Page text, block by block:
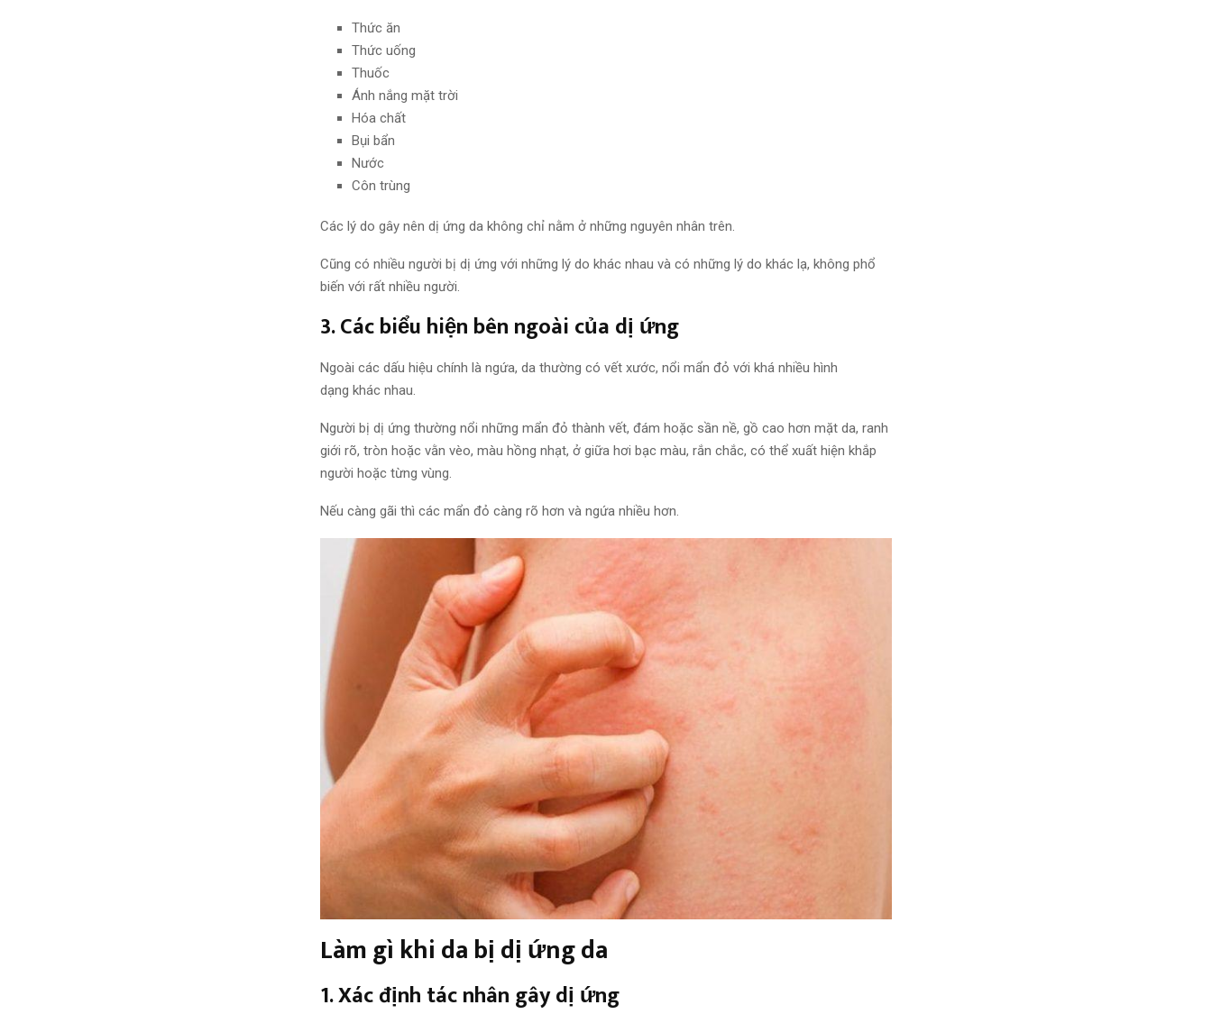
Thức ăn
Thức uống
Thuốc
Ánh nắng mặt trời
Hóa chất
Bụi bẩn
Nước
Côn trùng
Các lý do gây nên dị ứng da không chỉ nằm ở những nguyên nhân trên.
Cũng có nhiều người bị dị ứng với những lý do khác nhau và có những lý do khác lạ, không phổ
biến với rất nhiều người.
3. Các biểu hiện bên ngoài của dị ứng
Ngoài các dấu hiệu chính là ngứa, da thường có vết xước, nổi mẩn đỏ với khá nhiều hình
dạng khác nhau.
Người bị dị ứng thường nổi những mẩn đỏ thành vết, đám hoặc sần nề, gồ cao hơn mặt da, ranh
giới rõ, tròn hoặc vằn vèo, màu hồng nhạt, ở giữa hơi bạc màu, rắn chắc, có thể xuất hiện khắp
người hoặc từng vùng.
Nếu càng gãi thì các mẩn đỏ càng rõ hơn và ngứa nhiều hơn.
Làm gì khi da bị dị ứng da
1. Xác định tác nhân gây dị ứng